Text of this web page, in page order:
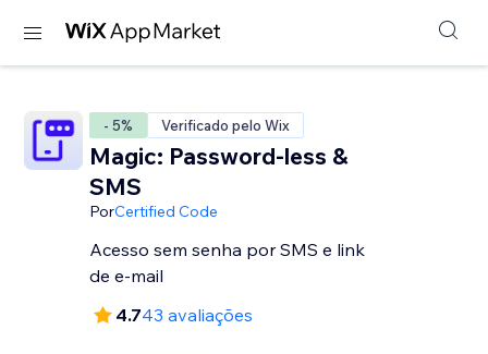
- 5% Verificado pelo Wix
Magic: Password-less &
SMS
PorCertified Code
Acesso sem senha por SMS e link
de e-mail
4.743 avaliações